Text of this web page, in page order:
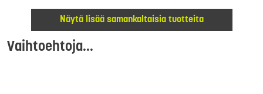
Näytä lisää samankaltaisia tuotteita
Vaihtoehtoja...